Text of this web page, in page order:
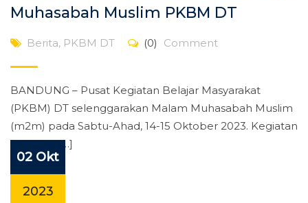
Muhasabah Muslim PKBM DT
Berita, PKBM DT (0) Comment
BANDUNG – Pusat Kegiatan Belajar Masyarakat
(PKBM) DT selenggarakan Malam Muhasabah Muslim
(m2m) pada Sabtu-Ahad, 14-15 Oktober 2023. Kegiatan
tersebut […]
02 Okt
2023